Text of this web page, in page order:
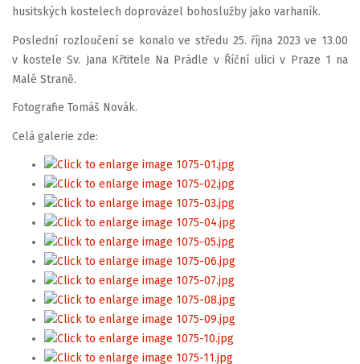
husitských kostelech doprovázel bohoslužby jako varhaník.
Poslední rozloučení se konalo ve středu 25. října 2023 ve 13.00
v kostele Sv. Jana Křtitele Na Prádle v Říční ulici v Praze 1 na
Malé Straně.
Fotografie Tomáš Novák.
Celá galerie zde: